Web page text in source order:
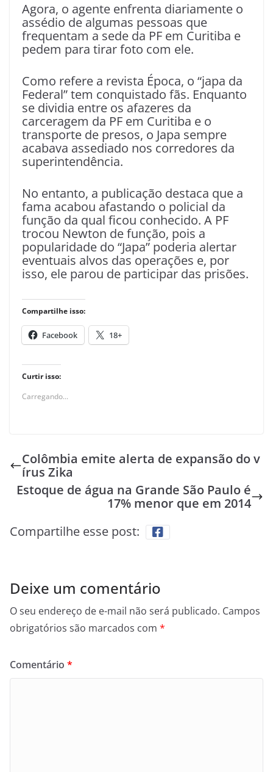
Agora, o agente enfrenta diariamente o
assédio de algumas pessoas que
frequentam a sede da PF em Curitiba e
pedem para tirar foto com ele.
Como refere a revista Época, o “japa da
Federal” tem conquistado fãs. Enquanto
se dividia entre os afazeres da
carceragem da PF em Curitiba e o
transporte de presos, o Japa sempre
acabava assediado nos corredores da
superintendência.
No entanto, a publicação destaca que a
fama acabou afastando o policial da
função da qual ficou conhecido. A PF
trocou Newton de função, pois a
popularidade do “Japa” poderia alertar
eventuais alvos das operações e, por
isso, ele parou de participar das prisões.
Compartilhe isso:
Facebook 18+
Curtir isso:
Carregando...
Colômbia emite alerta de expansão do v
írus Zika
Estoque de água na Grande São Paulo é
17% menor que em 2014
Compartilhe esse post:
Deixe um comentário
O seu endereço de e-mail não será publicado. Campos
obrigatórios são marcados com *
Comentário *